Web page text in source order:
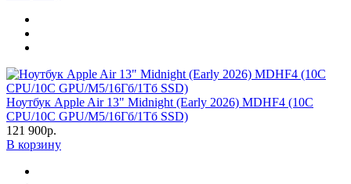
Ноутбук Apple Air 13" Midnight (Early 2026) MDHF4 (10C
CPU/10C GPU/M5/16Гб/1Тб SSD)
121 900р.
В корзину